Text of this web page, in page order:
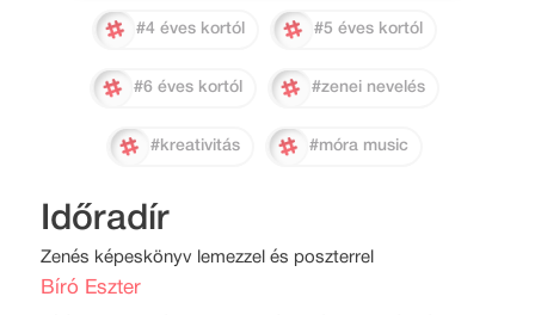
#4 éves kortól #5 éves kortól
#6 éves kortól #zenei nevelés
#kreativitás #móra music
Időradír
Zenés képeskönyv lemezzel és poszterrel
Bíró Eszter